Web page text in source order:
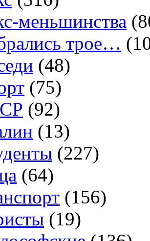
меньшинства
трое…
(48)
(75)
(92)
(13)
(227)
(64)
(156)
(19)